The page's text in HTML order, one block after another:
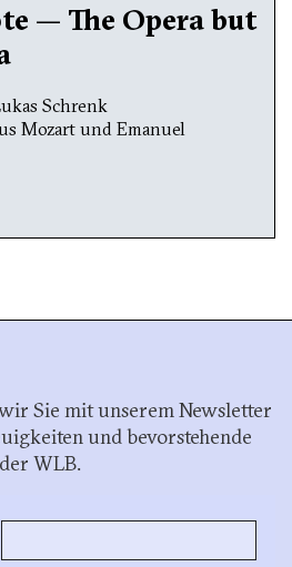
— The Opera but
Schrenk
Mozart und Emanuel
Sie mit unserem Newsletter
und bevorstehende
WLB.